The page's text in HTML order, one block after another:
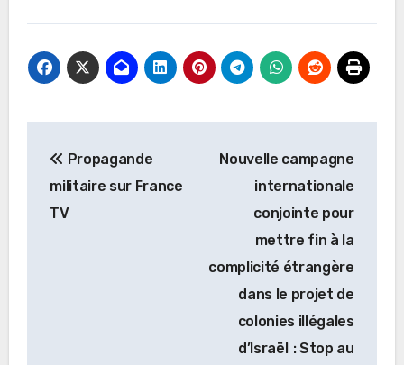
de
l’article
Propagande
militaire sur France
TV
Nouvelle campagne
internationale
conjointe pour
mettre fin à la
complicité étrangère
dans le projet de
colonies illégales
d’Israël : Stop au